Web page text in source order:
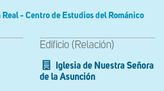
- Centro de Estudios del Románico
Edificio (Relación)
Iglesia de Nuestra Señora
de la Asunción